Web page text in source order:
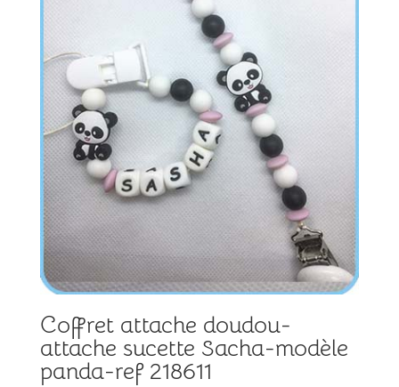
Coffret attache doudou-
attache sucette Sacha-modèle
panda-ref 218611